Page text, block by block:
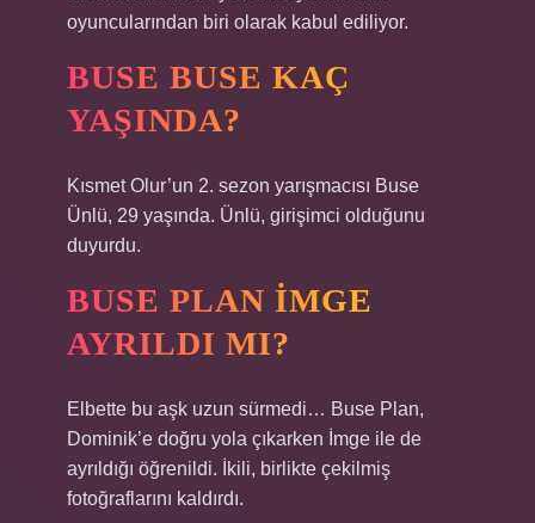
oyuncularından biri olarak kabul ediliyor.
BUSE BUSE KAÇ
YAŞINDA?
Kısmet Olur’un 2. sezon yarışmacısı Buse
Ünlü, 29 yaşında. Ünlü, girişimci olduğunu
duyurdu.
BUSE PLAN İMGE
AYRILDI MI?
Elbette bu aşk uzun sürmedi… Buse Plan,
Dominik’e doğru yola çıkarken İmge ile de
ayrıldığı öğrenildi. İkili, birlikte çekilmiş
fotoğraflarını kaldırdı.